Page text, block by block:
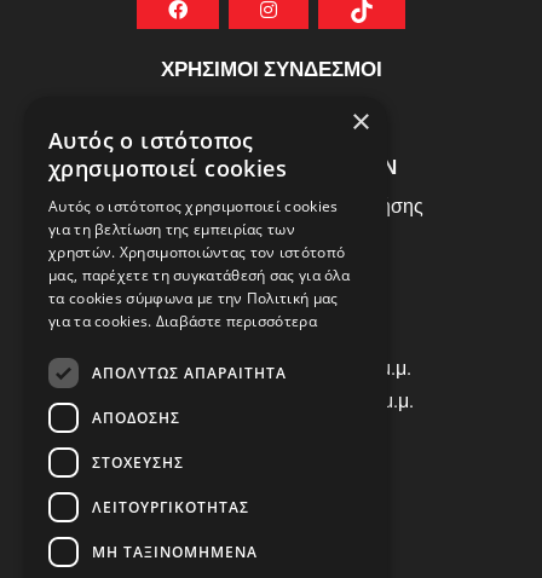
ΧΡΗΣΙΜΟΙ ΣΥΝΔΕΣΜΟΙ
ΕΞΥΠΗΡΕΤΗΣΗ ΠΕΛΑΤΩΝ
Πολιτική Δεδομένων - Όροι Χρήσης
Πολιτική Επιστροφών
Όροι Χρήσης
ΩΡΑΡΙΟ ΛΕΙΤΟΥΡΓΙΑΣ
Δ | Τ | Τ | Π: 8:00 π.μ. - 18:00 μ.μ.
Παρασκευή: 8:00 π.μ. - 14:00 μ.μ.
Viber: 698 456 9068
×
Αυτός ο ιστότοπος
χρησιμοποιεί cookies
Αυτός ο ιστότοπος χρησιμοποιεί cookies
για τη βελτίωση της εμπειρίας των
χρηστών. Χρησιμοποιώντας τον ιστότοπό
μας, παρέχετε τη συγκατάθεσή σας για όλα
τα cookies σύμφωνα με την Πολιτική μας
για τα cookies. Διαβάστε περισσότερα
ΑΠΟΛΎΤΩΣ ΑΠΑΡΑΊΤΗΤΑ
ΑΠΌΔΟΣΗΣ
ΣΤΌΧΕΥΣΗΣ
ΛΕΙΤΟΥΡΓΙΚΌΤΗΤΑΣ
ΜΗ ΤΑΞΙΝΟΜΗΜΈΝΑ